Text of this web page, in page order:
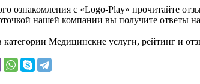
ознакомления с «Logo-Play» прочитайте
нашей компании вы получите ответы
Медицинские услуги, рейтинг и